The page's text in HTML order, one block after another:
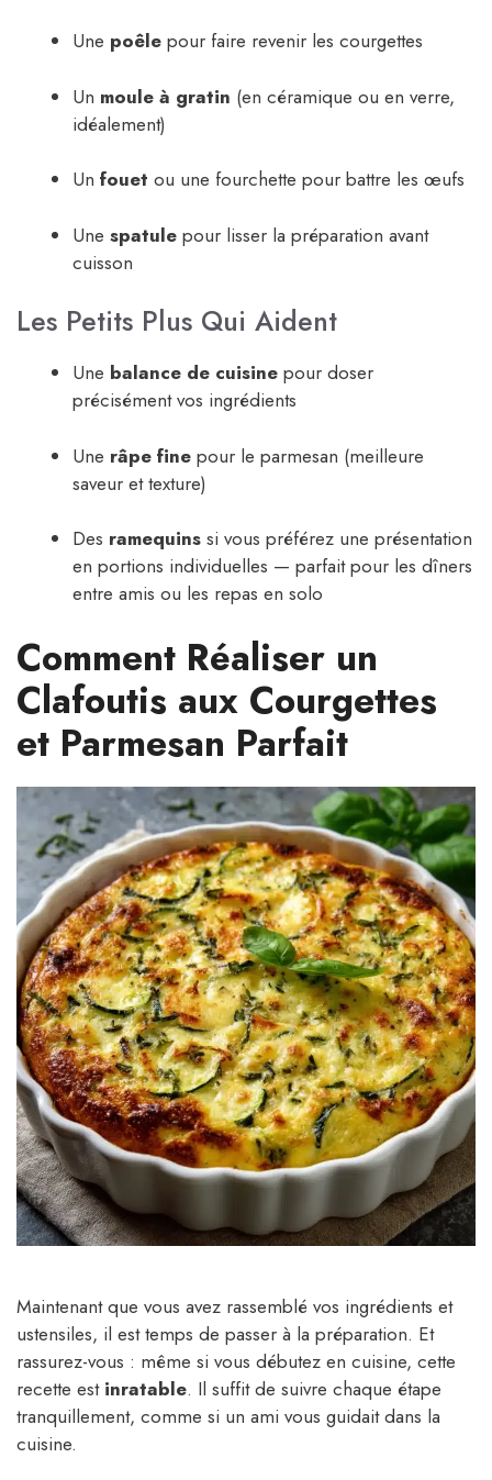
Une poêle pour faire revenir les courgettes
Un moule à gratin (en céramique ou en verre,
idéalement)
Un fouet ou une fourchette pour battre les œufs
Une spatule pour lisser la préparation avant
cuisson
Les Petits Plus Qui Aident
Une balance de cuisine pour doser
précisément vos ingrédients
Une râpe fine pour le parmesan (meilleure
saveur et texture)
Des ramequins si vous préférez une présentation
en portions individuelles — parfait pour les dîners
entre amis ou les repas en solo
Comment Réaliser un
Clafoutis aux Courgettes
et Parmesan Parfait
Maintenant que vous avez rassemblé vos ingrédients et
ustensiles, il est temps de passer à la préparation. Et
rassurez-vous : même si vous débutez en cuisine, cette
recette est inratable. Il suffit de suivre chaque étape
tranquillement, comme si un ami vous guidait dans la
cuisine.